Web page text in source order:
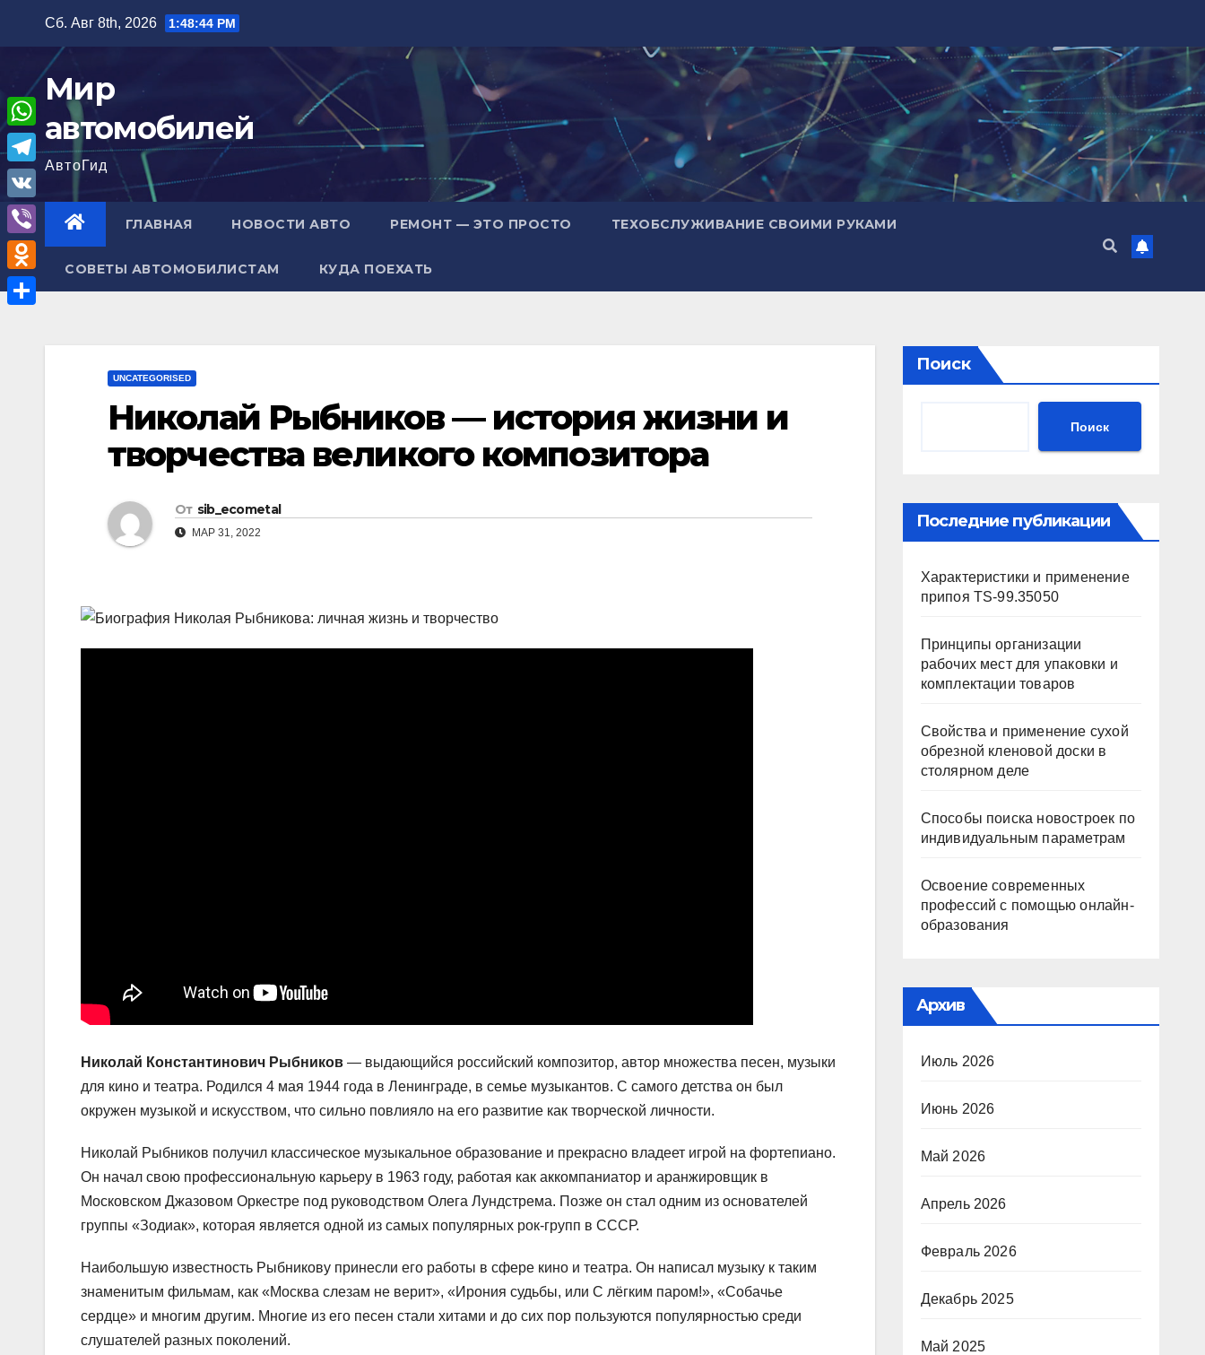
содержимому
Сб. Авг 8th, 2026 1:48:46 PM
Мир
автомобилей
АвтоГид
ГЛАВНАЯ НОВОСТИ АВТО РЕМОНТ — ЭТО ПРОСТО ТЕХОБСЛУЖИВАНИЕ СВОИМИ РУКАМИ
СОВЕТЫ АВТОМОБИЛИСТАМ КУДА ПОЕХАТЬ
UNCATEGORISED
Николай Рыбников — история жизни и
творчества великого композитора
От sib_ecometal
МАР 31, 2022
Николай Константинович Рыбников — выдающийся российский композитор, автор множества песен, музыки
для кино и театра. Родился 4 мая 1944 года в Ленинграде, в семье музыкантов. С самого детства он был
окружен музыкой и искусством, что сильно повлияло на его развитие как творческой личности.
Николай Рыбников получил классическое музыкальное образование и прекрасно владеет игрой на фортепиано.
Он начал свою профессиональную карьеру в 1963 году, работая как аккомпаниатор и аранжировщик в
Московском Джазовом Оркестре под руководством Олега Лундстрема. Позже он стал одним из основателей
группы «Зодиак», которая является одной из самых популярных рок-групп в СССР.
Наибольшую известность Рыбникову принесли его работы в сфере кино и театра. Он написал музыку к таким
знаменитым фильмам, как «Москва слезам не верит», «Ирония судьбы, или С лёгким паром!», «Собачье
сердце» и многим другим. Многие из его песен стали хитами и до сих пор пользуются популярностью среди
слушателей разных поколений.
Поиск
Поиск
Последние публикации
Характеристики и применение
припоя TS-99.35050
Принципы организации
рабочих мест для упаковки и
комплектации товаров
Свойства и применение сухой
обрезной кленовой доски в
столярном деле
Способы поиска новостроек по
индивидуальным параметрам
Освоение современных
профессий с помощью онлайн-
образования
Архив
Июль 2026
Июнь 2026
Май 2026
Апрель 2026
Февраль 2026
Декабрь 2025
Май 2025
W
h
a
A
T
e
l
e
g
V
K
V
i
b
O